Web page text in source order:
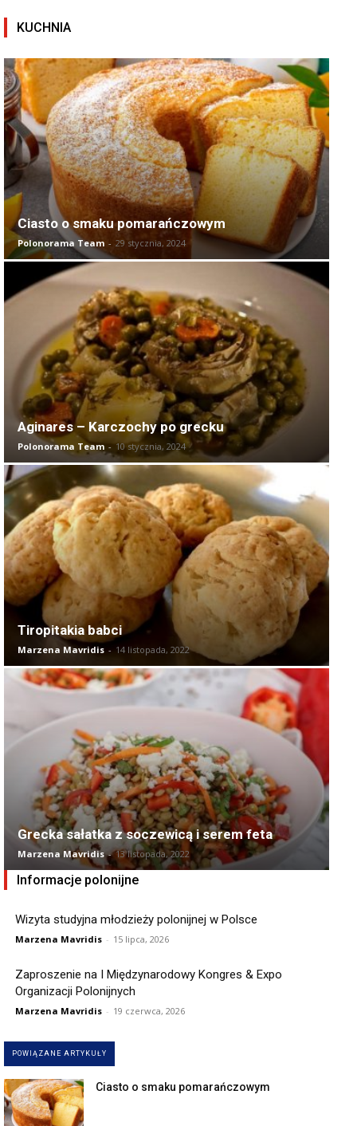
KUCHNIA
Ciasto o smaku pomarańczowym
Polonorama Team - 29 stycznia, 2024
Aginares – Karczochy po grecku
Polonorama Team - 10 stycznia, 2024
Tiropitakia babci
Marzena Mavridis - 14 listopada, 2022
Grecka sałatka z soczewicą i serem feta
Marzena Mavridis - 13 listopada, 2022
Informacje polonijne
Wizyta studyjna młodzieży polonijnej w Polsce
Marzena Mavridis - 15 lipca, 2026
Zaproszenie na I Międzynarodowy Kongres & Expo
Organizacji Polonijnych
Marzena Mavridis - 19 czerwca, 2026
POWIĄZANE ARTYKUŁY
Ciasto o smaku pomarańczowym